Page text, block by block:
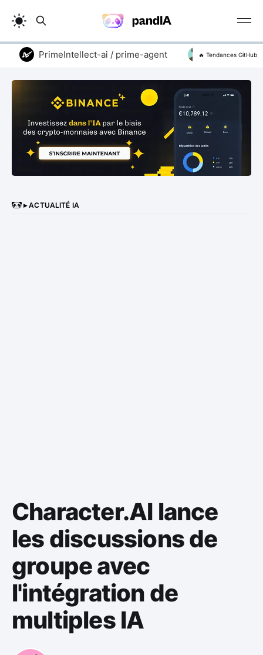
PrimeIntellect-ai / prime-agent addyosmani /
🔥 Tendances GitHub
▸ ACTUALITÉ IA
Character.AI lance
les discussions de
groupe avec
l'intégration de
multiples IA